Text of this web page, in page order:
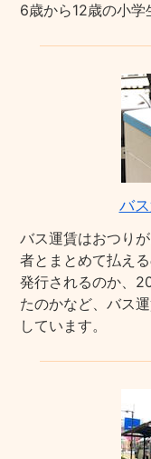
6歳から12歳の小学
バ
バス運賃はおつり
者とまとめて払え
発行されるのか、
たのかなど、バス
しています。